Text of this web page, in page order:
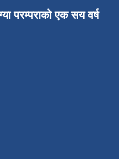
परम्पराको एक सय वर्ष